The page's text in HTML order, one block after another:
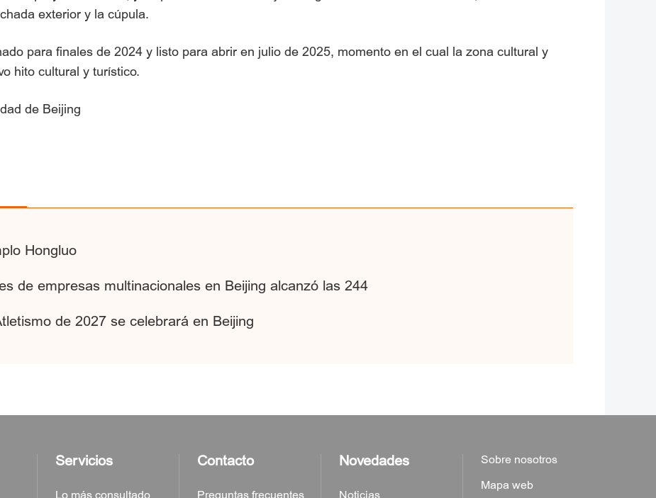
exterior y la cúpula.
para finales de 2024 y listo para abrir en julio de 2025, momento en el cual la zona cultural y
hito cultural y turístico.
de Beijing
Hongluo
de empresas multinacionales en Beijing alcanzó las 244
de 2027 se celebrará en Beijing
Servicios
Lo más consultado
Contacto
Preguntas frecuentes
Novedades
Noticias
Sobre nosotros
Mapa web